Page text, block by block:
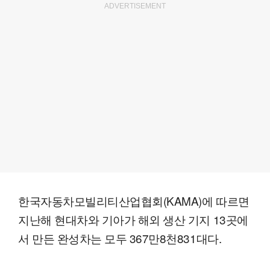
ADVERTISEMENT
한국자동차모빌리티산업협회(KAMA)에 따르면
지난해 현대차와 기아가 해외 생산 기지 13곳에
서 만든 완성차는 모두 367만8천831대다.